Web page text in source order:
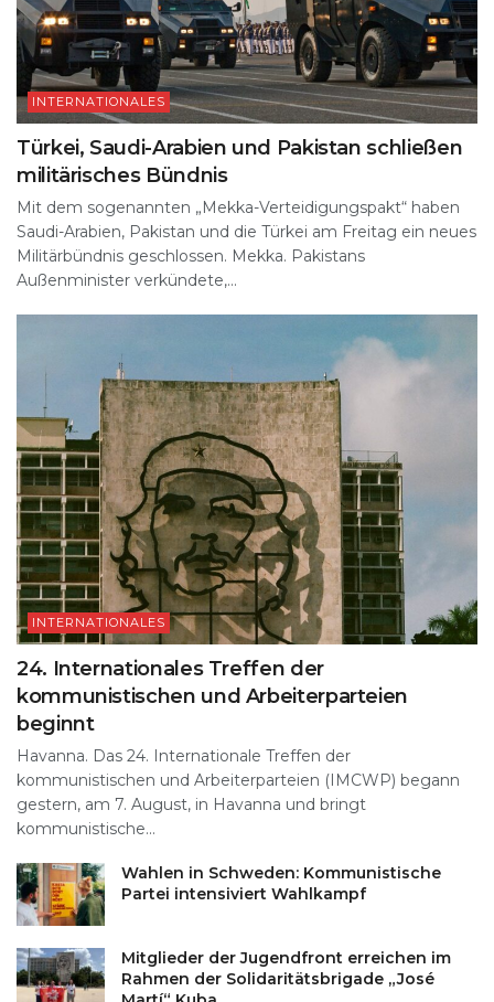
INTERNATIONALES
Türkei, Saudi-Arabien und Pakistan schließen
militärisches Bündnis
Mit dem sogenannten „Mekka-Verteidigungspakt“ haben
Saudi-Arabien, Pakistan und die Türkei am Freitag ein neues
Militärbündnis geschlossen. Mekka. Pakistans
Außenminister verkündete,...
INTERNATIONALES
24. Internationales Treffen der
kommunistischen und Arbeiterparteien
beginnt
Havanna. Das 24. Internationale Treffen der
kommunistischen und Arbeiterparteien (IMCWP) begann
gestern, am 7. August, in Havanna und bringt
kommunistische...
Wahlen in Schweden: Kommunistische
Partei intensiviert Wahlkampf
Mitglieder der Jugendfront erreichen im
Rahmen der Solidaritätsbrigade „José